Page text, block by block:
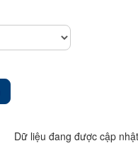
Dữ liệu đang được cập